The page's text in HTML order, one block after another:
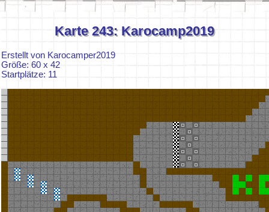
Karte 243: Karocamp2019
Erstellt von Karocamper2019
Größe: 60 x 42
Startplätze: 11